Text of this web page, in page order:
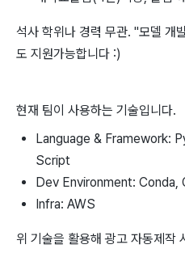
석사 학위나 경력 무관. "모델 개
도 지원가능합니다 :)
현재 팀이 사용하는 기술입니다.
Language & Framework:
Script
Dev Environment: Conda,
Infra: AWS
위 기술을 활용해 광고 자동제작